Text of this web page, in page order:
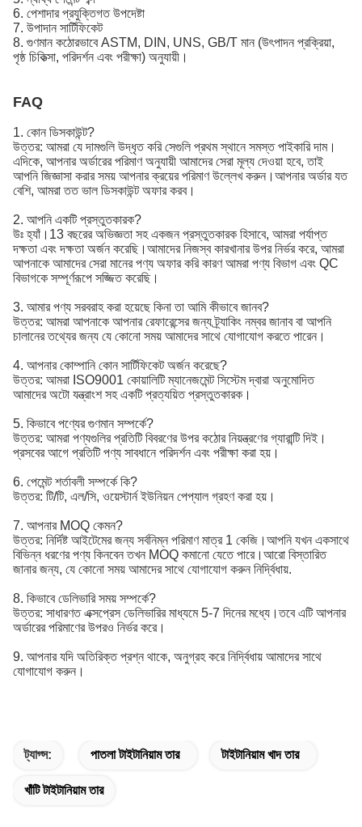
6. পেশাদার প্রযুক্তিগত উপদেষ্টা
7. উপাদান সার্টিফিকেট
8. গুণমান কঠোরভাবে ASTM, DIN, UNS, GB/T মান (উৎপাদন প্রক্রিয়া,
পৃষ্ঠ চিকিত্সা, পরিদর্শন এবং পরীক্ষা) অনুযায়ী।
FAQ
1. কোন ডিসকাউন্ট?
উত্তর: আমরা যে দামগুলি উদ্ধৃত করি সেগুলি প্রথম স্থানে সমস্ত পাইকারি দাম।
এদিকে, আপনার অর্ডারের পরিমাণ অনুযায়ী আমাদের সেরা মূল্য দেওয়া হবে, তাই
আপনি জিজ্ঞাসা করার সময় আপনার ক্রয়ের পরিমাণ উল্লেখ করুন।আপনার অর্ডার যত
বেশি, আমরা তত ভাল ডিসকাউন্ট অফার করব।
2. আপনি একটি প্রস্তুতকারক?
উঃ হ্যাঁ।13 বছরের অভিজ্ঞতা সহ একজন প্রস্তুতকারক হিসাবে, আমরা পর্যাপ্ত
দক্ষতা এবং দক্ষতা অর্জন করেছি।আমাদের নিজস্ব কারখানার উপর নির্ভর করে, আমরা
আপনাকে আমাদের সেরা মানের পণ্য অফার করি কারণ আমরা পণ্য বিভাগ এবং QC
বিভাগকে সম্পূর্ণরূপে সজ্জিত করেছি।
3. আমার পণ্য সরবরাহ করা হয়েছে কিনা তা আমি কীভাবে জানব?
উত্তর: আমরা আপনাকে আপনার রেফারেন্সের জন্য ট্র্যাকিং নম্বর জানাব বা আপনি
চালানের তথ্যের জন্য যে কোনো সময় আমাদের সাথে যোগাযোগ করতে পারেন।
4. আপনার কোম্পানি কোন সার্টিফিকেট অর্জন করেছে?
উত্তর: আমরা ISO9001 কোয়ালিটি ম্যানেজমেন্ট সিস্টেম দ্বারা অনুমোদিত
আমাদের অটো যন্ত্রাংশ সহ একটি প্রত্যয়িত প্রস্তুতকারক।
5. কিভাবে পণ্যের গুণমান সম্পর্কে?
উত্তর: আমরা পণ্যগুলির প্রতিটি বিবরণের উপর কঠোর নিয়ন্ত্রণের গ্যারান্টি দিই।
প্রসবের আগে প্রতিটি পণ্য সাবধানে পরিদর্শন এবং পরীক্ষা করা হয়।
6. পেমেন্ট শর্তাবলী সম্পর্কে কি?
উত্তর: টি/টি, এল/সি, ওয়েস্টার্ন ইউনিয়ন পেপ্যাল ​​গ্রহণ করা হয়।
7. আপনার MOQ কেমন?
উত্তর: নির্দিষ্ট আইটেমের জন্য সর্বনিম্ন পরিমাণ মাত্র 1 কেজি।আপনি যখন একসাথে
বিভিন্ন ধরণের পণ্য কিনবেন তখন MOQ কমানো যেতে পারে।আরো বিস্তারিত
জানার জন্য, যে কোনো সময় আমাদের সাথে যোগাযোগ করুন নির্দ্বিধায়.
8. কিভাবে ডেলিভারি সময় সম্পর্কে?
উত্তর: সাধারণত এক্সপ্রেস ডেলিভারির মাধ্যমে 5-7 দিনের মধ্যে।তবে এটি আপনার
অর্ডারের পরিমাণের উপরও নির্ভর করে।
9. আপনার যদি অতিরিক্ত প্রশ্ন থাকে, অনুগ্রহ করে নির্দ্বিধায় আমাদের সাথে
যোগাযোগ করুন।
ট্যাগ্স: পাতলা টাইটানিয়াম তার টাইটানিয়াম খাদ তার
খাঁটি টাইটানিয়াম তার